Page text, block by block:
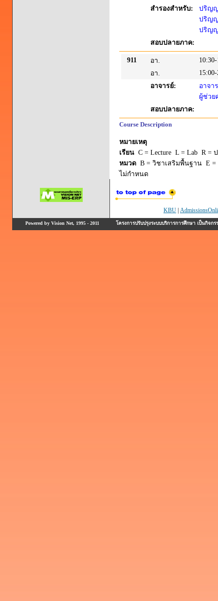
สำรองสำหรับ:
ปริญญ
ปริญญ
ปริญญ
สอบปลายภาค:
911 อา.
อา.
อาจารย์:
อาจา
ผู้ช่วย
สอบปลายภาค:
Course Description
หมายเหตุ
เรียน C = Lecture L = Lab R =
หมวด B = วิชาเสริมพื้นฐาน E
ไม่กำหนด
KBU
Powered by Vision Net, 1995 - 2011 โครงการปรับปรุงระบบบริการการศึกษา เป็นกิ